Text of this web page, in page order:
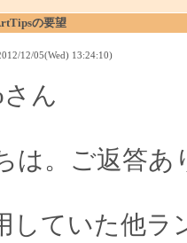
の要望
12/05(Wed) 13:24:10)
さん
は。ご返答
していた他